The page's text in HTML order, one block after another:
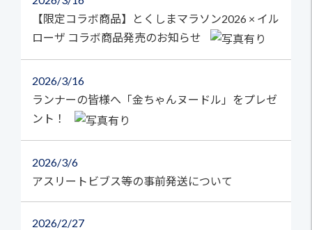
【限定コラボ商品】とくしまマラソン2026 × イル
ローザ コラボ商品発売のお知らせ
2026 3/16
ランナーの皆様へ「金ちゃんヌードル」をプレゼ
ント！
2026 3/6
アスリートビブス等の事前発送について
2026 2/27